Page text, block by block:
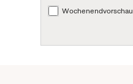
Wochenendvorschau